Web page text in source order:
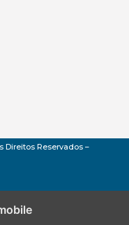
Direitos Reservados –